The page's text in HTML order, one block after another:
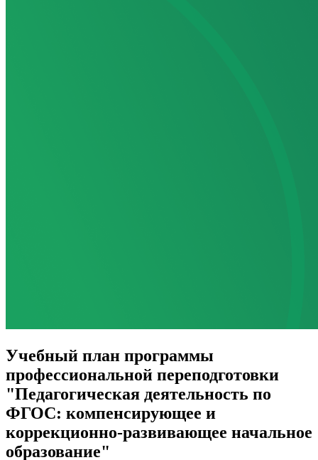
Учебный план программы
профессиональной переподготовки
"Педагогическая деятельность по
ФГОС: компенсирующее и
коррекционно-развивающее начальное
образование"